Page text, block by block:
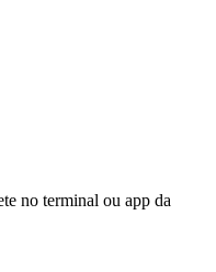
no terminal ou app da